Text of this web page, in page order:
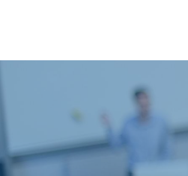
სახელობის თბილისის